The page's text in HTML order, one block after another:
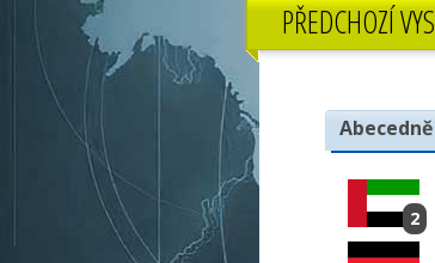
PŘEDCHOZÍ
Abecedně
2